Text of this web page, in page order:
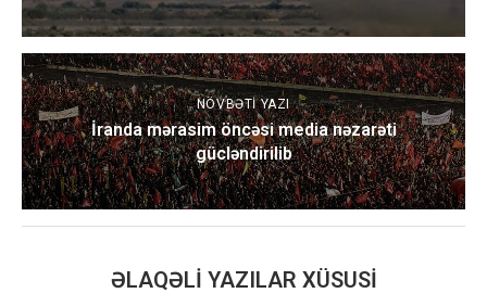
NÖVBƏTI YAZI
İranda mərasim öncəsi media nəzarəti
gücləndirilib
ƏLAQƏLI YAZILAR XÜSUSI